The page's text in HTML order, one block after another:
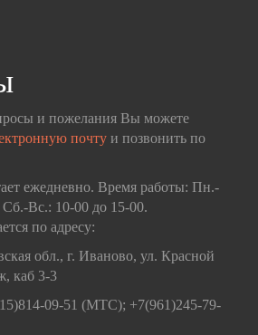
и пожелания Вы можете
почту и позвонить по
ежедневно. Время работы: Пн.-
Вс.: 10-00 до 15-00.
по адресу:
обл., г. Иваново, ул. Красной
каб 3-3
09-51 (МТС); +7(961)245-79-